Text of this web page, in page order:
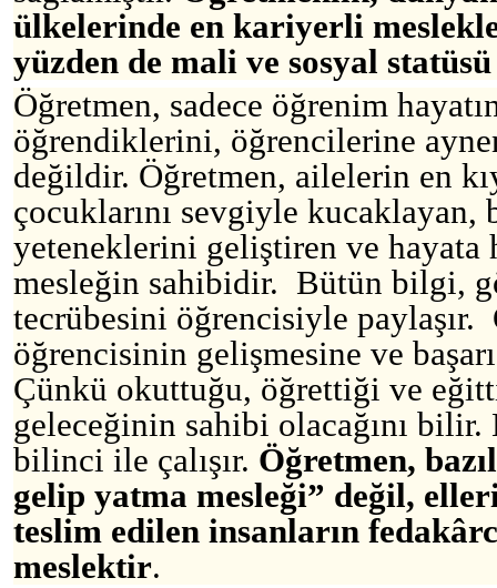
ülkelerinde en kariyerli
yüzden de mali ve sosyal
Öğretmen, sadece öğrenim
öğrendiklerini, öğrencilerine
değildir. Öğretmen, ailelerin en
çocuklarını sevgiyle
yeteneklerini geliştiren ve hayata
mesleğin sahibidir. Bütün bilgi,
tecrübesini öğrencisiyle
öğrencisinin gelişmesine ve
Çünkü okuttuğu, öğrettiği ve
geleceğinin sahibi olacağını
bilinci ile çalışır. Öğretmen,
gelip yatma mesleği” değil,
teslim edilen insanların
meslektir.